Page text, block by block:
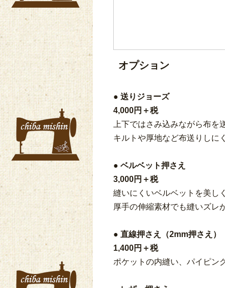
オプション
● 送りジョーズ
4,000円＋税
上下ではさみ込みながら布を
キルトや厚地など布送りしに
● ベルベット押さえ
3,000円＋税
縫いにくいベルベットを美し
厚手の伸縮素材でも縫いズレ
● 直線押さえ（2mm押さえ）
1,400円＋税
ポケットの内縫い、パイピン